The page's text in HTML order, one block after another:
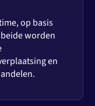
op basis
worden
en